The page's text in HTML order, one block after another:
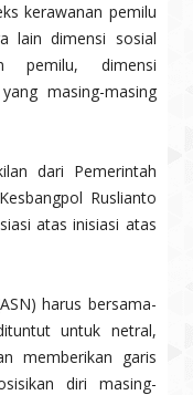
kerawanan pemilu
lain dimensi sosial
pemilu, dimensi
masing-masing
dari Pemerintah
Ruslianto
atas inisiasi atas
harus bersama-
untuk netral,
memberikan garis
diri masing-